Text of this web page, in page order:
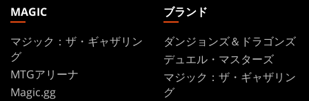
MAGIC
マジック：ザ・ギャザリン
グ
MTGアリーナ
Magic.gg
ブランド
ダンジョンズ＆ドラゴンズ
デュエル・マスターズ
マジック：ザ・ギャザリン
グ